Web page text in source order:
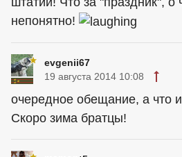
непонятно!
evgenii67
19 августа 2014 10:08
очередное обещание, а что
Скоро зима братцы!